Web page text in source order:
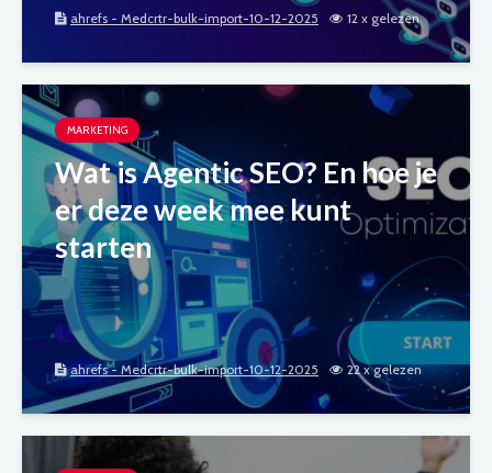
ahrefs - Medcrtr-bulk-import-10-12-2025 12 x gelezen
MARKETING
Wat is Agentic SEO? En hoe je
er deze week mee kunt
starten
ahrefs - Medcrtr-bulk-import-10-12-2025 22 x gelezen